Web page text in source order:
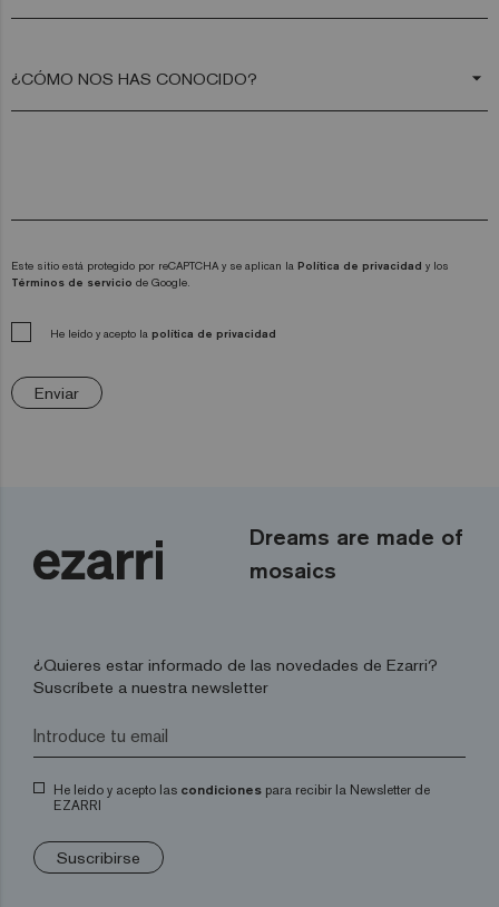
arrow_drop_down
Este sitio está protegido por reCAPTCHA y se aplican la Política de privacidad y los
Términos de servicio de Google.
He leído y acepto la política de privacidad
Enviar
Dreams are made of
mosaics
¿Quieres estar informado de las novedades de Ezarri?
Suscríbete a nuestra newsletter
He leído y acepto las condiciones para recibir la Newsletter de
EZARRI
Suscribirse